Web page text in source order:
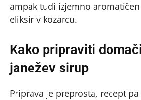
ampak tudi izjemno aromatičen
eliksir v kozarcu.
Kako pripraviti
janežev sirup
Priprava je preprosta, recept